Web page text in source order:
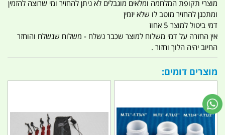
מוצרי תקופת המלחמה ומלאים מוגבלים לא ניתן להחזיר ומי שרוצה להזמין
ומתכנן להחזיר מוטב לו שלא יזמין
דמי ביטול למוצר 5 אחוז
אין החזרה על דמי משלוח למוצר שכבר נשלח - משלוח שנשלח והוחזר
החיוב יהיה הלוך וחזור .
מוצרים דומים: